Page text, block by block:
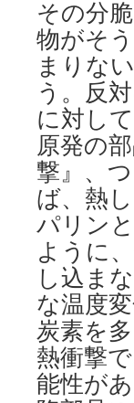
その分
物がそ
まりな
う。反
に対し
原発の
撃』、
ば、熱
パリン
ように
し込ま
な温度
炭素を
熱衝撃
能性が